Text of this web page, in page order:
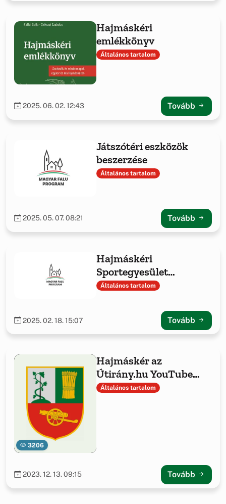
Hajmáskéri
emlékkönyv
Általános tartalom
2025. 06. 02. 12:43 Tovább
Játszótéri eszközök
beszerzése
Általános tartalom
2025. 05. 07. 08:21 Tovább
Hajmáskéri
Sportegyesület
sporteszközök
Általános tartalom
2025. 02. 18. 15:07 Tovább
3206
Hajmáskér az
Útirány.hu YouTube
csatornán
Általános tartalom
2023. 12. 13. 09:15 Tovább